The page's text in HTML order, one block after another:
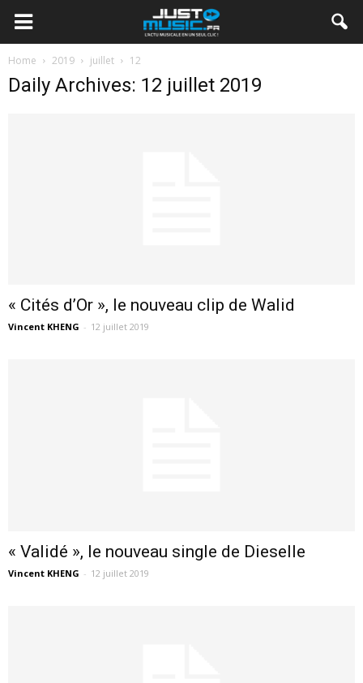
Home 2019 juillet 12
Daily Archives: 12 juillet 2019
« Cités d’Or », le nouveau clip de Walid
Vincent KHENG - 12 juillet 2019
« Validé », le nouveau single de Dieselle
Vincent KHENG - 12 juillet 2019